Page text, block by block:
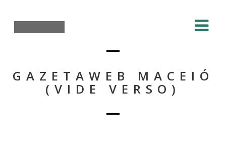
GAZETAWEB MACEIÓ
(VIDE VERSO)